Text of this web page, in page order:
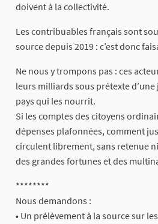
doivent à la collectivité.
Les contribuables français sont
source depuis 2019 : c’est donc
Ne nous y trompons pas : ces
leurs milliards sous prétexte
pays qui les nourrit.
Si les comptes des citoyens
dépenses plafonnées, comment
circulent librement, sans retenue
des grandes fortunes et des
********
Nous demandons :
• Un prélèvement à la source sur